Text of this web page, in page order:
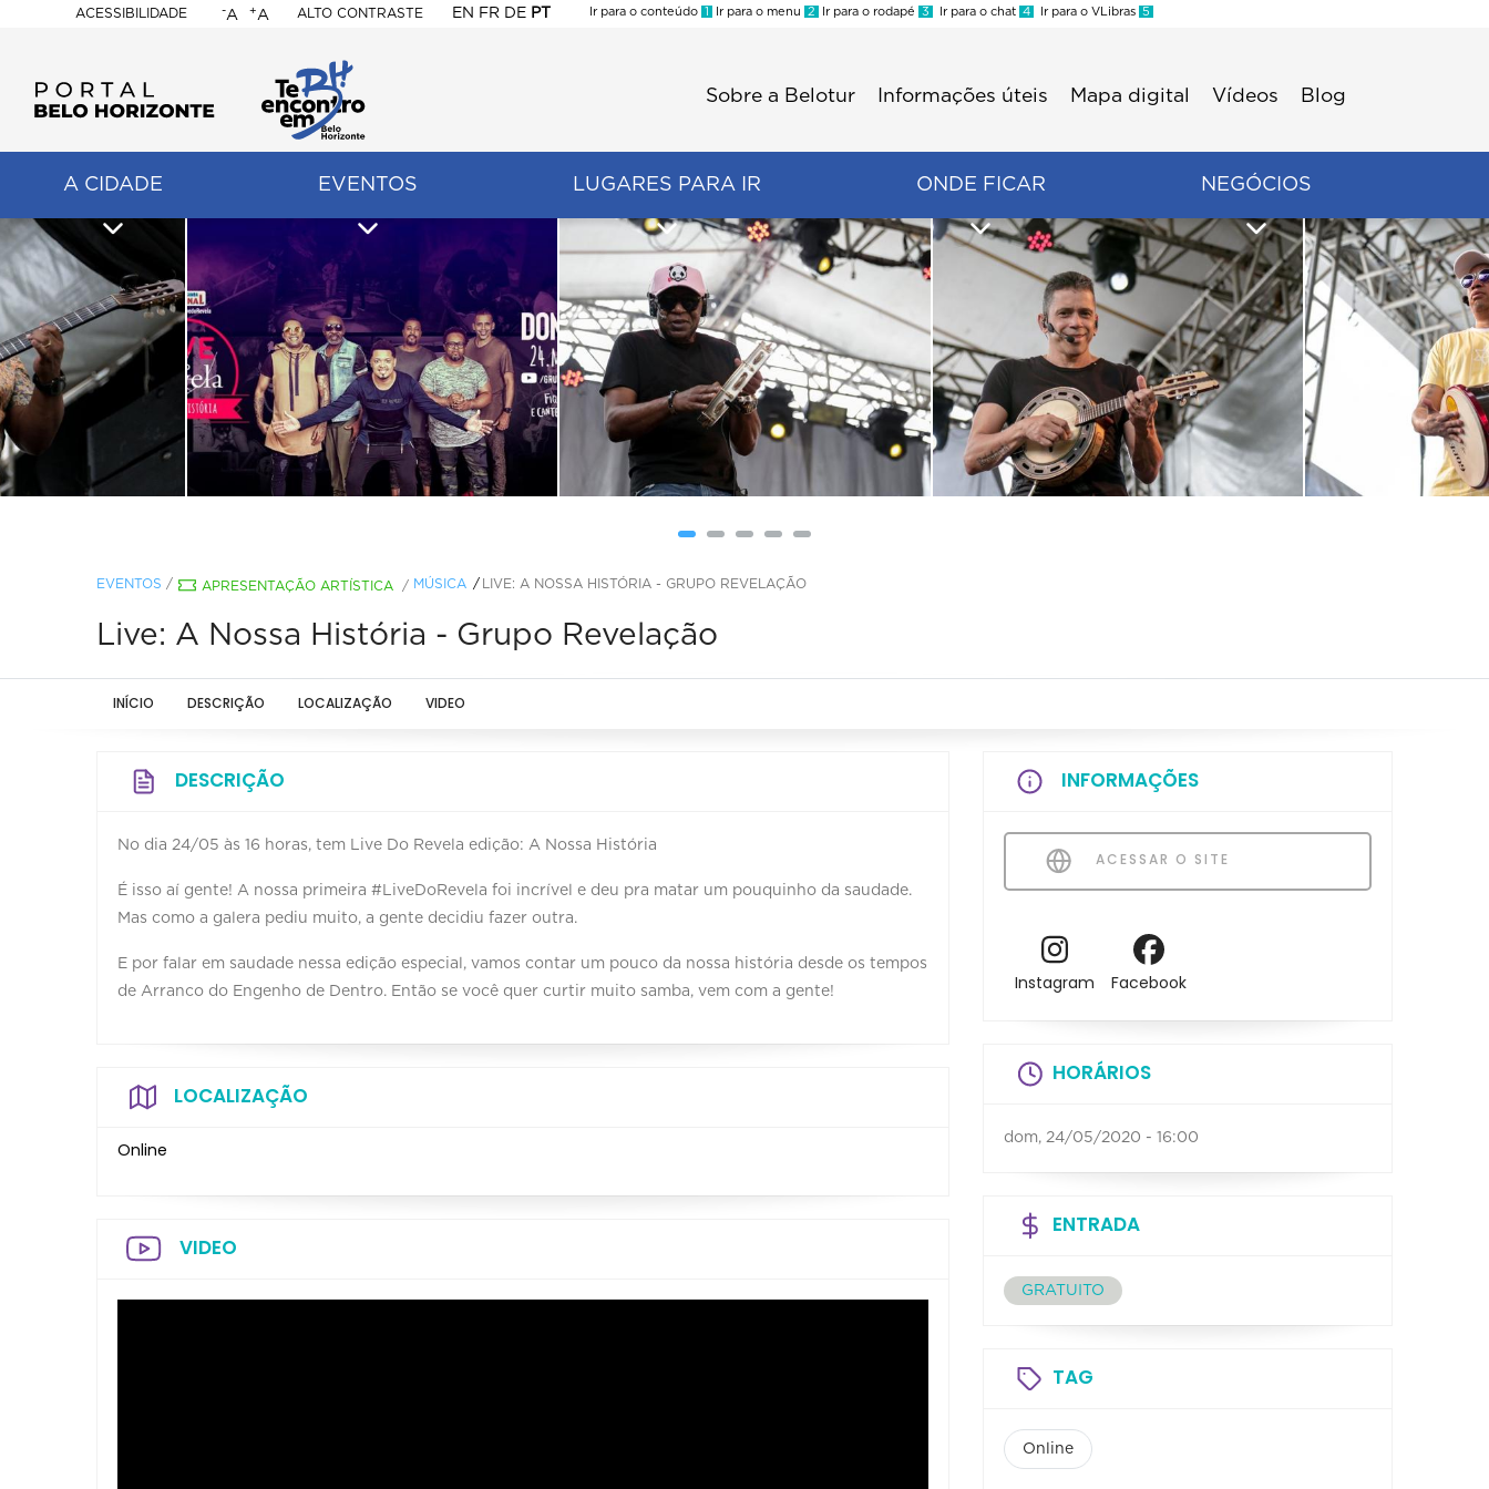
ACESSIBILIDADE
BELO
HORIZONTE
-A +A ALTO CONTRASTE EN FR DE PT
Ir para o conteúdo 1 Ir para o menu 2 Ir para o rodapé 3 Ir para o chat 4 Ir para o VLibras 5
Sobre a Belotur Informações úteis Mapa digital Vídeos Blog
A CIDADE EVENTOS LUGARES PARA IR ONDE FICAR NEGÓCIOS
EVENTOS / APRESENTAÇÃO ARTÍSTICA / MÚSICA LIVE: A NOSSA HISTÓRIA - GRUPO REVELAÇÃO
Live: A Nossa História - Grupo Revelação
INÍCIO DESCRIÇÃO LOCALIZAÇÃO VIDEO
DESCRIÇÃO
No dia 24/05 às 16 horas, tem Live Do Revela edição: A Nossa História
É isso aí gente! A nossa primeira #LiveDoRevela foi incrível e deu pra matar um pouquinho da saudade.
Mas como a galera pediu muito, a gente decidiu fazer outra.
E por falar em saudade nessa edição especial, vamos contar um pouco da nossa história desde os tempos
de Arranco do Engenho de Dentro. Então se você quer curtir muito samba, vem com a gente!
LOCALIZAÇÃO
Online
VIDEO
INFORMAÇÕES
ACESSAR O SITE
Instagram Facebook
HORÁRIOS
dom, 24/05/2020 - 16:00
ENTRADA
GRATUITO
TAG
Online